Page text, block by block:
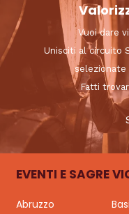
Vuoi dare
Unisciti al circuito
selezionate
Fatti
EVENTI E SAGRE
Abruzzo